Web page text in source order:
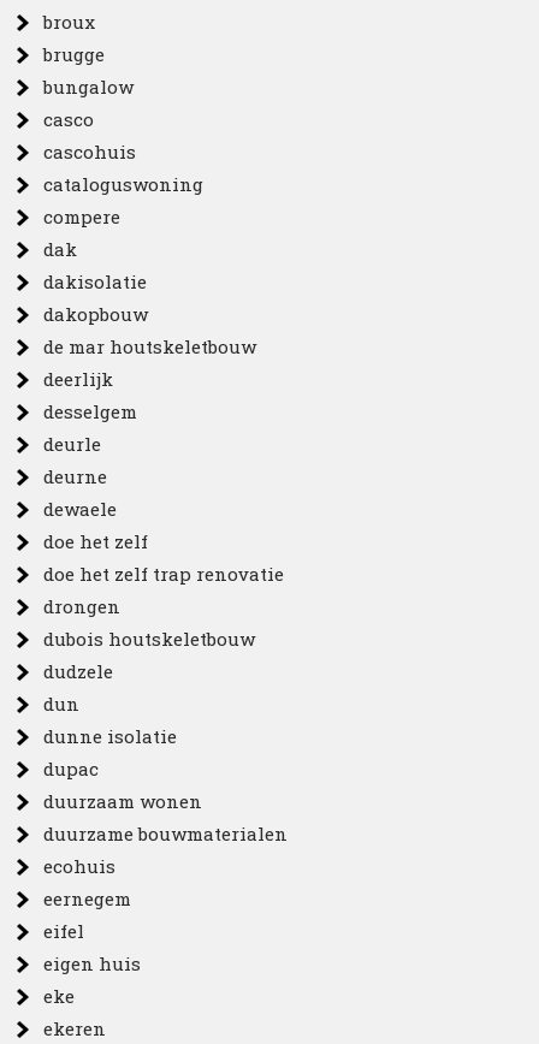
broux
brugge
bungalow
casco
cascohuis
cataloguswoning
compere
dak
dakisolatie
dakopbouw
de mar houtskeletbouw
deerlijk
desselgem
deurle
deurne
dewaele
doe het zelf
doe het zelf trap renovatie
drongen
dubois houtskeletbouw
dudzele
dun
dunne isolatie
dupac
duurzaam wonen
duurzame bouwmaterialen
ecohuis
eernegem
eifel
eigen huis
eke
ekeren